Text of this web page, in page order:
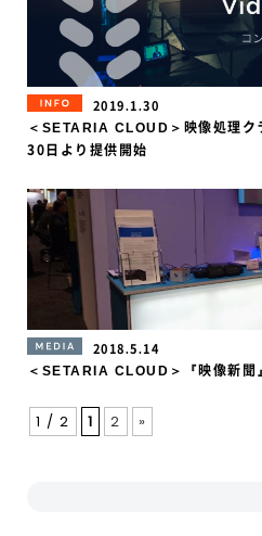
INFORMATION
2019.1.30
＜SETARIA CLOUD＞映像処理
30日より提供開始
MEDIA
2018.5.14
＜SETARIA CLOUD＞『映像新聞
投稿ナビゲー
1 / 2 1 2 »